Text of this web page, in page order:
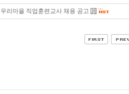
우리마을 직업훈련교사 채용 공고